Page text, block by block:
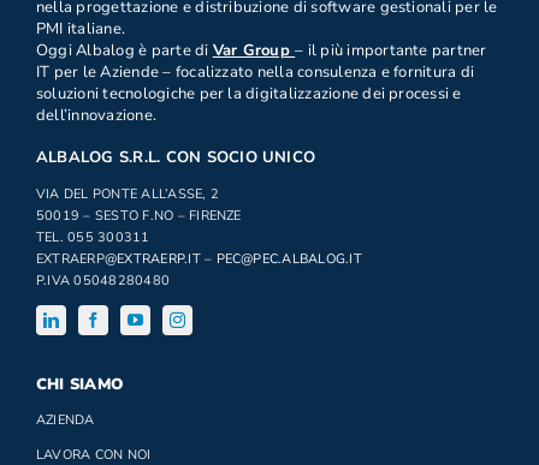
nella progettazione e distribuzione di software gestionali per le
PMI italiane.
Oggi Albalog è parte di Var Group– il più importante partner
IT per le Aziende – focalizzato nella consulenza e fornitura di
soluzioni tecnologiche per la digitalizzazione dei processi e
dell’innovazione.
ALBALOG S.R.L. CON SOCIO UNICO
VIA DEL PONTE ALL’ASSE, 2
50019 – SESTO F.NO – FIRENZE
TEL. 055 300311
EXTRAERP@EXTRAERP.IT– PEC@PEC.ALBALOG.IT
P.IVA 05048280480
CHI SIAMO
AZIENDA
LAVORA CON NOI